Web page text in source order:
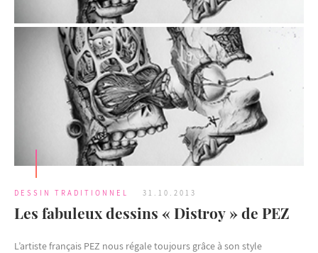
DESSIN TRADITIONNEL 31.10.2013
Les fabuleux dessins « Distroy » de PEZ
L’artiste français PEZ nous régale toujours grâce à son style